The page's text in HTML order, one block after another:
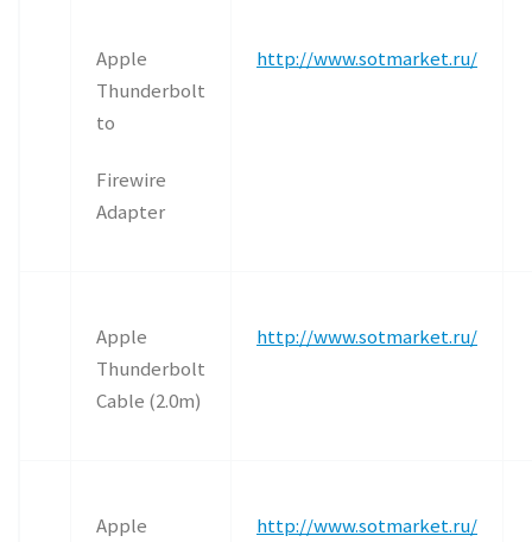
Apple
Thunderbolt
to
Firewire
Adapter
http://www.sotmarket.ru/
Apple
Thunderbolt
Cable (2.0m)
http://www.sotmarket.ru/
Apple
http://www.sotmarket.ru/